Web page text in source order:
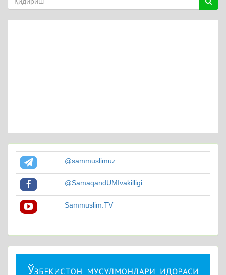
@sammuslimuz
@SamaqandUMIvakilligi
Sammuslim.TV